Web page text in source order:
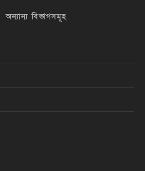
অন্যান্য বিভাগসমূহ